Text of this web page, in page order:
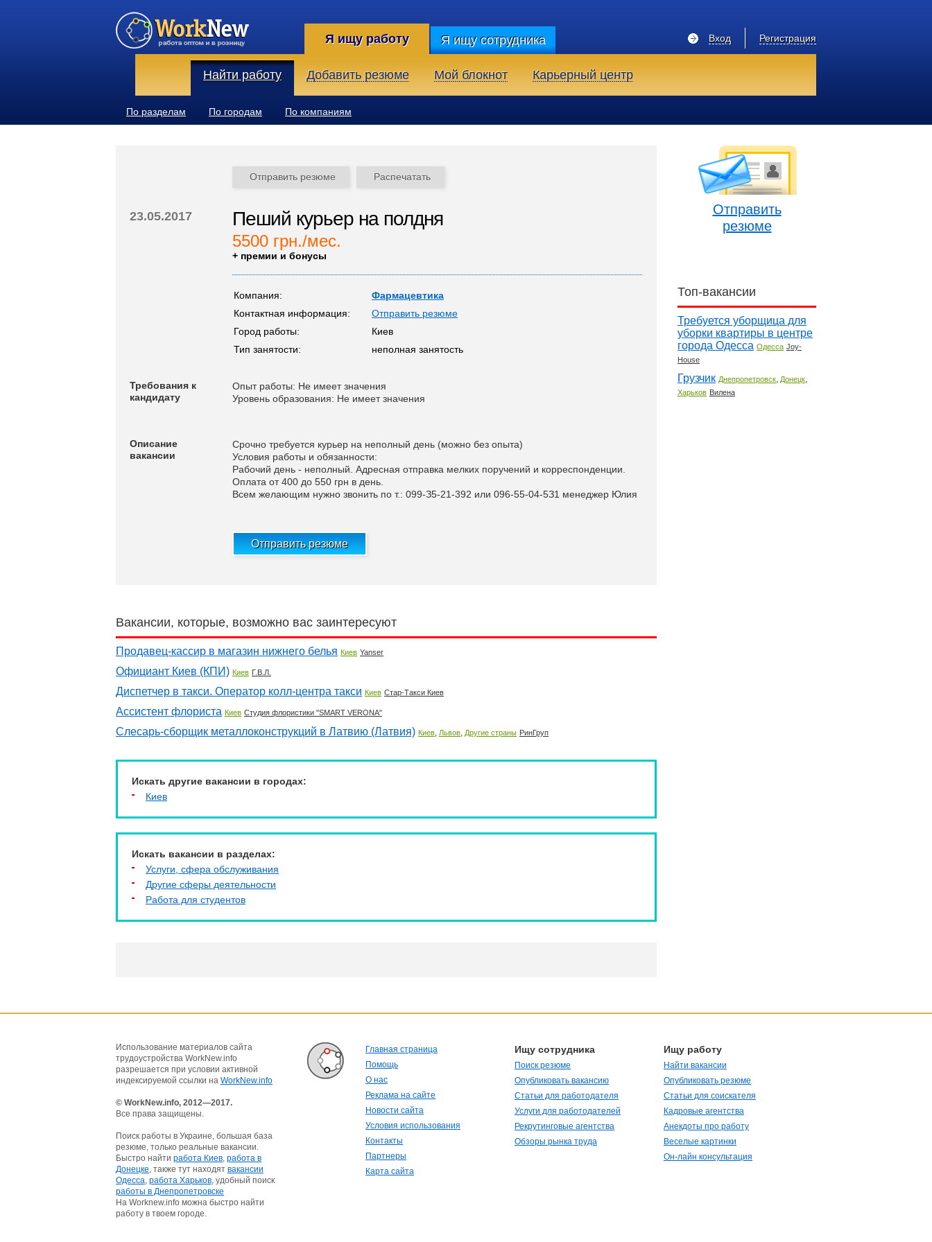
Я ищу работу Я ищу сотрудника Регистрация
Вход
Найти работу Добавить резюме Мой блокнот Карьерный центр
По разделам По городам По компаниям
Отправить резюме Распечатать
23.05.2017 Пеший курьер на полдня
5500 грн./мес.
+ премии и бонусы
Компания:
Фармацевтика
Контактная информация:
Отправить резюме
Город работы:
Киев
Тип занятости:
неполная занятость
Требования к
кандидату
Опыт работы: Не имеет значения
Уровень образования: Не имеет значения
Описание
вакансии
Срочно требуется курьер на неполный день (можно без опыта)
Условия работы и обязанности:
Рабочий день - неполный. Адресная отправка мелких поручений и корреспонденции.
Оплата от 400 до 550 грн в день.
Всем желающим нужно звонить по т.: 099-З5-21-392 или 096-55-04-5З1 менеджер Юлия
Отправить резюме
Вакансии, которые, возможно вас заинтересуют
Продавец-кассир в магазин нижнего белья Киев Yanser
Официант Киев (КПИ) Киев Г.В.Л.
Диспетчер в такси. Оператор колл-центра такси Киев Стар-Такси Киев
Ассистент флориста Киев Студия флористики "SMART VERONA"
Слесарь-сборщик металлоконструкций в Латвию (Латвия) Киев, Львов, Другие страны РинГруп
Искать другие вакансии в городах:
Киев
Искать вакансии в разделах:
Услуги, cфера обслуживания
Другие сферы деятельности
Работа для студентов
Отправить
резюме
Топ-вакансии
Требуется уборщица для
уборки квартиры в центре
города Одесса Одесса Joy-
House
Грузчик Днепропетровск, Донецк,
Харьков Вилена
Использование материалов сайта
трудоустройства WorkNew.info
разрешается при условии активной
индексируемой ссылки на WorkNew.info
© WorkNew.info, 2012—2017.
Все права защищены.
Поиск работы в Украине, большая база
резюме, только реальные вакансии.
Быстро найти работа Киев, работа в
Донецке, также тут находят вакансии
Одесса, работа Харьков, удобный поиск
работы в Днепропетровске
На Worknew.info можна быстро найти
работу в твоем городе.
Главная страница
Помощь
О нас
Реклама на сайте
Новости сайта
Условия использования
Контакты
Партнеры
Карта сайта
Ищу сотрудника
Поиск резюме
Опубликовать вакансию
Статьи для работодателя
Услуги для работодателей
Рекрутинговые агентства
Обзоры рынка труда
Ищу работу
Найти вакансии
Опубликовать резюме
Статьи для соискателя
Кадровые агентства
Анекдоты про работу
Веселые картинки
Он-лайн консультация